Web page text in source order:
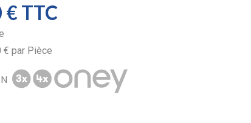
€TTC
€ par Pièce